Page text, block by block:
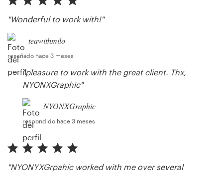
"Wonderful to work with!"
teawithmilo
reseñado hace 3 meses
"pleasure to work with the great client. Thx,
NYONXGraphic"
NYONXGraphic
respondido hace 3 meses
"NYONYXGrpahic worked with me over several